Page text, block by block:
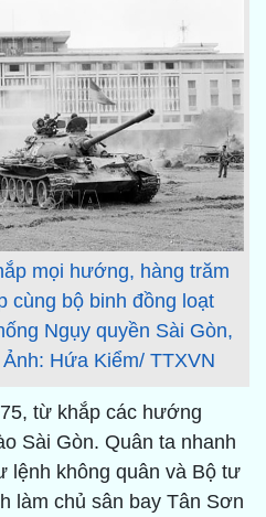
mọi hướng, hàng trăm
cùng bộ binh đồng loạt
Ngụy quyền Sài Gòn,
Hứa Kiểm/ TTXVN
từ khắp các hướng
Sài Gòn. Quân ta nhanh
lệnh không quân và Bộ tư
làm chủ sân bay Tân Sơn